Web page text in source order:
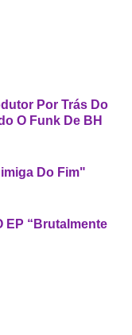
Por Trás Do
O Funk De BH
Do Fim"
EP “Brutalmente